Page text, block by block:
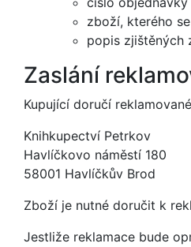
zboží, kterého
popis zjištěných
Zaslání
Kupující doručí
Knihkupectví Petrkov
Havlíčkovo náměstí 180
58001 Havlíčkův Brod
Zboží je nutné doručit k
Jestliže reklamace bude